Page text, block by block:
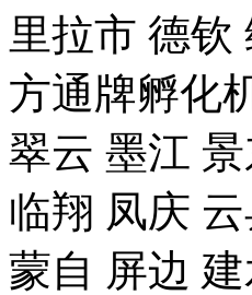
里拉市 德钦
方通牌孵化
翠云 墨江
临翔 凤庆
蒙自 屏边